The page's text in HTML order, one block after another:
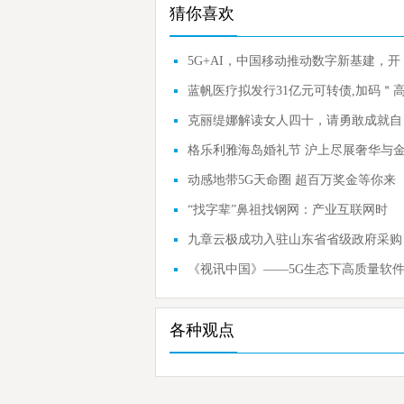
猜你喜欢
5G+AI，中国移动推动数字新基建，开
启共赢智联新
蓝帆医疗拟发行31亿元可转债,加码＂高
值耗材+中
克丽缇娜解读女人四十，请勇敢成就自
己
格乐利雅海岛婚礼节 沪上尽展奢华与金
曲的交融
动感地带5G天命圈 超百万奖金等你来
“找字辈”鼻祖找钢网：产业互联网时
代，重新
九章云极成功入驻山东省省级政府采购
网上商城
《视讯中国》——5G生态下高质量软件
应用
各种观点